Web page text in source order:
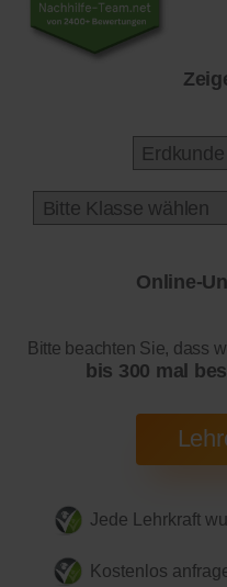
Online-
Bitte beachten Sie, dass
bis 300 mal
Jede Lehrkraft
Kostenlos